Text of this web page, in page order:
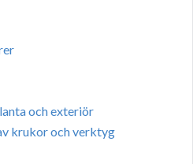
och exteriör
krukor och verktyg